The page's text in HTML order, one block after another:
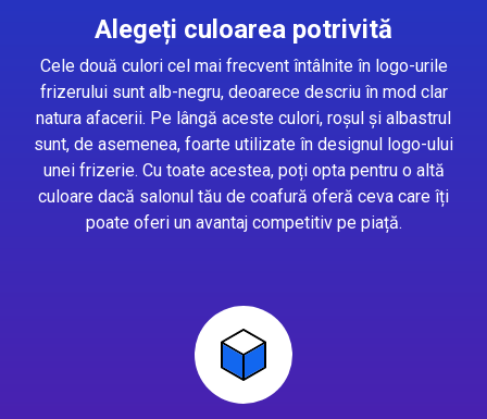
Alegeți culoarea potrivită
Cele două culori cel mai frecvent întâlnite în logo-urile
frizerului sunt alb-negru, deoarece descriu în mod clar
natura afacerii. Pe lângă aceste culori, roșul și albastrul
sunt, de asemenea, foarte utilizate în designul logo-ului
unei frizerie. Cu toate acestea, poți opta pentru o altă
culoare dacă salonul tău de coafură oferă ceva care îți
poate oferi un avantaj competitiv pe piață.